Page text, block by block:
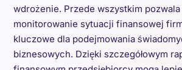
wdrożenie. Przede wszystkim pozwala
monitorowanie sytuacji finansowej
kluczowe dla podejmowania
biznesowych. Dzięki szczegółowym